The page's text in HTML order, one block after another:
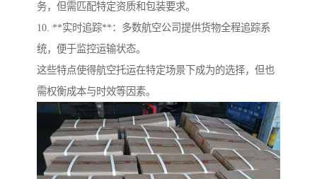
务，但需匹配特定资质和包装要求。
10. **实时追踪**：多数航空公司提供货物全程追踪系
统，便于监控运输状态。
这些特点使得航空托运在特定场景下成为的选择，但也
需权衡成本与时效等因素。